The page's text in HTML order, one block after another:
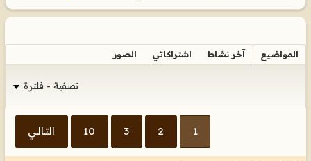
المواضيع آخر نشاط اشتراكاتي الصور
تصفية - فلترة
1
2
3
10 التالي